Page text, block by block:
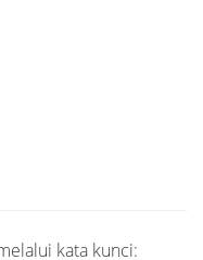
kata kunci: